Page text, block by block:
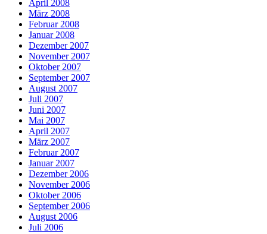
April 2008
März 2008
Februar 2008
Januar 2008
Dezember 2007
November 2007
Oktober 2007
September 2007
August 2007
Juli 2007
Juni 2007
Mai 2007
April 2007
März 2007
Februar 2007
Januar 2007
Dezember 2006
November 2006
Oktober 2006
September 2006
August 2006
Juli 2006